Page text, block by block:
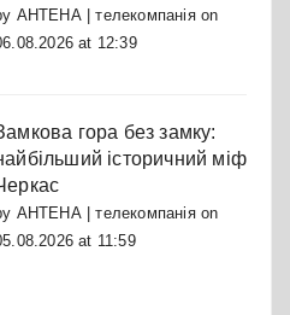
АНТЕНА | телекомпаніяon
at 12:39
гора без замку:
історичний міф
АНТЕНА | телекомпаніяon
at 11:59